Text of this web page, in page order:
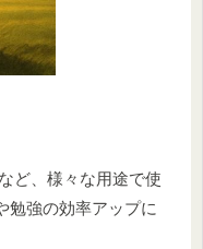
ど、様々な用途で使
勉強の効率アップに